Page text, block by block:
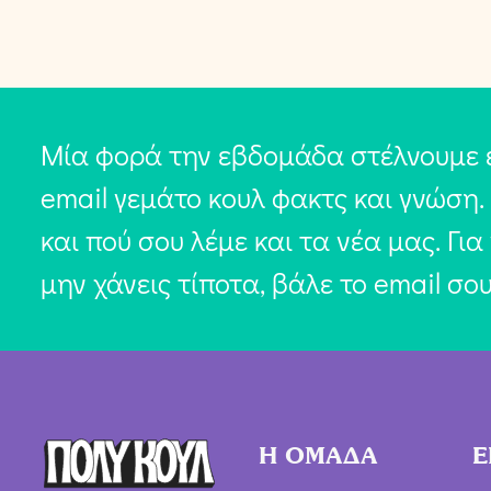
Μία φορά την εβδομάδα στέλνουμε
email γεμάτο κουλ φακτς και
και πού σου λέμε και τα νέα μας.
μην χάνεις τίποτα, βάλε το email
Η ΟΜΑΔΑ